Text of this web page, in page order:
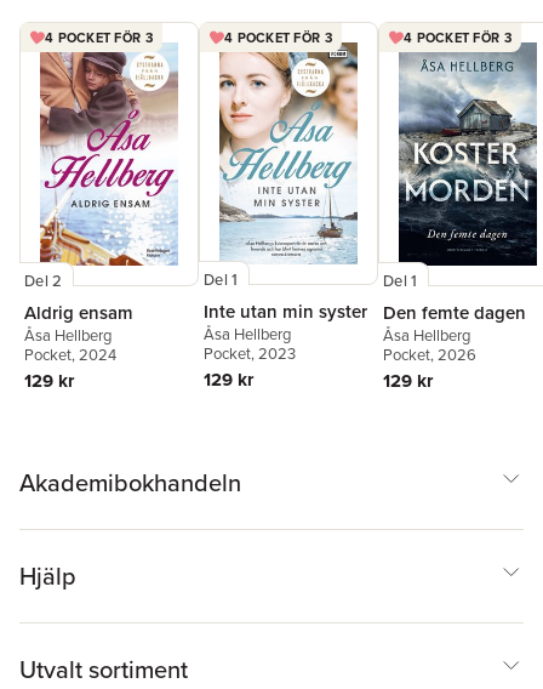
4 POCKET FÖR 3
Del 2
Aldrig ensam
Åsa Hellberg
Pocket, 2024
129 kr
4 POCKET FÖR 3
Del 1
Inte utan min syster
Åsa Hellberg
Pocket, 2023
129 kr
4 POCKET FÖR 3
Del 1
Den femte dagen
Åsa Hellberg
Pocket, 2026
129 kr
Akademibokhandeln
Hjälp
Utvalt sortiment